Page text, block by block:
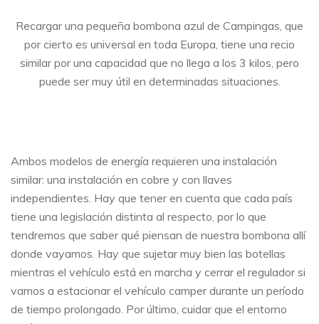
Recargar una pequeña bombona azul de Campingas, que
por cierto es universal en toda Europa, tiene una recio
similar por una capacidad que no llega a los 3 kilos, pero
puede ser muy útil en determinadas situaciones.
Ambos modelos de energía requieren una instalación
similar: una instalación en cobre y con llaves
independientes. Hay que tener en cuenta que cada país
tiene una legislación distinta al respecto, por lo que
tendremos que saber qué piensan de nuestra bombona allí
donde vayamos. Hay que sujetar muy bien las botellas
mientras el vehículo está en marcha y cerrar el regulador si
vamos a estacionar el vehículo camper durante un período
de tiempo prolongado. Por último, cuidar que el entorno